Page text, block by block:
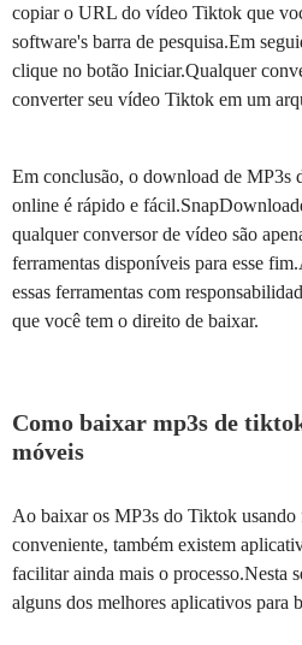
copiar o URL do vídeo Tiktok que
software's barra de pesquisa.Em
clique no botão Iniciar.Qualquer
converter seu vídeo Tiktok em um
Em conclusão, o download de MP3s
online é rápido e
qualquer conversor de vídeo são
ferramentas disponíveis para esse
essas ferramentas com
que você tem o direito de baixar.
Como baixar mp3s de
móveis
Ao baixar os MP3s do Tiktok usando
conveniente, também existem
facilitar ainda mais o processo.Nesta
alguns dos melhores aplicativos para